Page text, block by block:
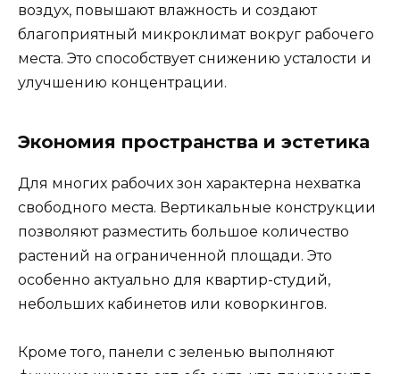
воздух, повышают влажность и создают
благоприятный микроклимат вокруг рабочего
места. Это способствует снижению усталости и
улучшению концентрации.
Экономия пространства и эстетика
Для многих рабочих зон характерна нехватка
свободного места. Вертикальные конструкции
позволяют разместить большое количество
растений на ограниченной площади. Это
особенно актуально для квартир-студий,
небольших кабинетов или коворкингов.
Кроме того, панели с зеленью выполняют